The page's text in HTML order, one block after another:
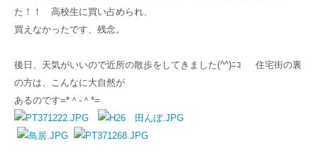
た！！ 高校生に買い占められ、
買えなかったです、残念。
後日、天気がいいので近所の散歩をしてきました(^^)ﾆｺ 住宅街の裏
の方は、こんなに大自然が
あるのです=*＾-＾*=